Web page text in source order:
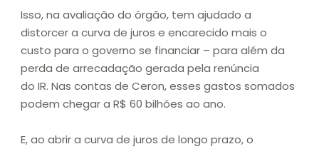
Isso, na avaliação do órgão, tem ajudado a
distorcer a curva de juros e encarecido mais o
custo para o governo se financiar – para além da
perda de arrecadação gerada pela renúncia
do IR. Nas contas de Ceron, esses gastos somados
podem chegar a R$ 60 bilhões ao ano.
E, ao abrir a curva de juros de longo prazo, o